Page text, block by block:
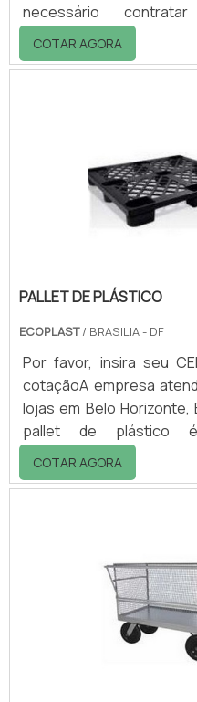
necessário
especializada como
resíduos e na
ABNT (Associação
Técnicas) regulamenta
de resíduos perigosos,
COTAR AGORA
PALLET DE PLÁSTICO
ECOPLAST/ BRASILIA - DF
Por favor, insira seu
cotaçãoA empresa
lojas em Belo Horizonte,
pallet de plástico
polipropileno ou
para câmara fria.O
contato direto com o
setor de estocagem
utilização de
empilhadeiras.Opções e
COTAR AGORA